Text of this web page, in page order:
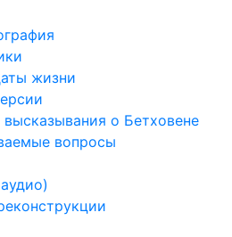
жизни
о Бетховене
вопросы